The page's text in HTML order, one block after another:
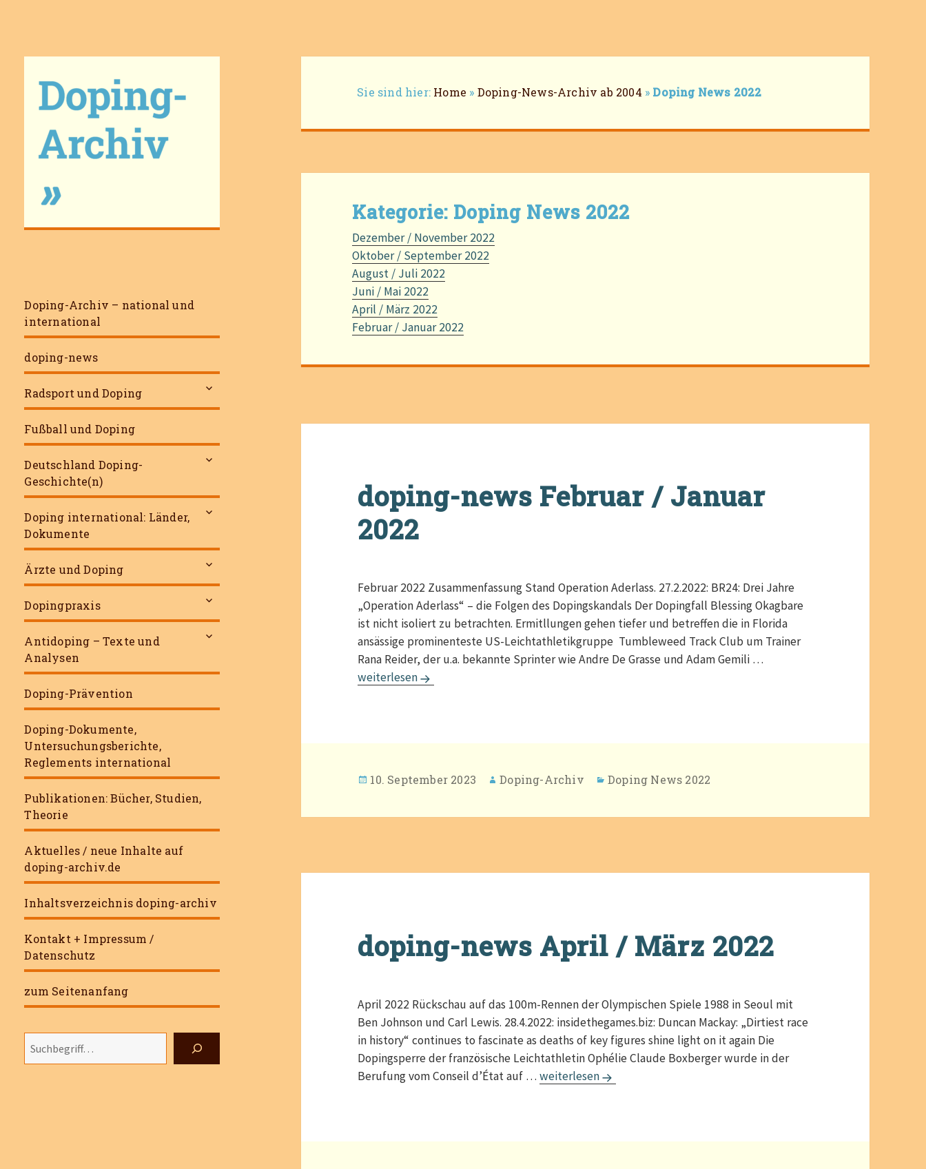
Doping-Archiv – national und
international
doping-news
Radsport und Doping
untermenü
Fußball und Doping
Deutschland Doping-
Geschichte(n)
untermenü
Doping international: Länder,
Dokumente
untermenü
Ärzte und Doping
untermenü
Dopingpraxis
untermenü
Antidoping – Texte und
Analysen
untermenü
Doping-Prävention
Doping-Dokumente,
Untersuchungsberichte,
Reglements international
Publikationen: Bücher, Studien,
Theorie
Aktuelles / neue Inhalte auf
doping-archiv.de
Inhaltsverzeichnis doping-archiv
Kontakt + Impressum /
Datenschutz
zum Seitenanfang
Breadcrumb-
Sie sind hier: Home » Doping-News-Archiv ab 2004 » Doping News 2022
Kategorie: Doping News 2022
Dezember / November 2022
Oktober / September 2022
August / Juli 2022
Juni / Mai 2022
April / März 2022
Februar / Januar 2022
doping-news Februar / Januar
2022
Februar 2022 Zusammenfassung Stand Operation Aderlass. 27.2.2022: BR24: Drei Jahre
„Operation Aderlass“ – die Folgen des Dopingskandals Der Dopingfall Blessing Okagbare
ist nicht isoliert zu betrachten. Ermitllungen gehen tiefer und betreffen die in Florida
ansässige prominenteste US-Leichtathletikgruppe Tumbleweed Track Club um Trainer
Rana Reider, der u.a. bekannte Sprinter wie Andre De Grasse und Adam Gemili …
doping-news Februar / Januar 2022
weiterlesen
Veröffentlicht
10. September 2023 Autor
Doping-Archiv Kategorien
Doping News 2022
doping-news April / März 2022
April 2022 Rückschau auf das 100m-Rennen der Olympischen Spiele 1988 in Seoul mit
Ben Johnson und Carl Lewis. 28.4.2022: insidethegames.biz: Duncan Mackay: „Dirtiest race
in history“ continues to fascinate as deaths of key figures shine light on it again Die
Dopingsperre der französische Leichtathletin Ophélie Claude Boxberger wurde in der
Berufung vom Conseil d’État auf …doping-news April / März 2022
weiterlesen